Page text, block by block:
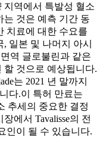
지역에서 특발성 혈소
는 것은 예측 기간 동
치료에 대한 수요를
일본 및 나머지 아시
역 글로불린과 같은
할 것으로 예상됩니다.
는 2021 년 말까지
다.이 특허 만료는
추세의 중요한 결정
에서 Tavalisse의 전
인이 될 수 있습니다.